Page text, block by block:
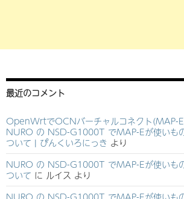
最近のコメント
OpenWrtでOCNバーチャルコネクト(MAP-
NURO の NSD-G1000T でMAP-Eが使いも
ついて | ぴんくいろにっき より
NURO の NSD-G1000T でMAP-Eが使いも
ついて に ルイス より